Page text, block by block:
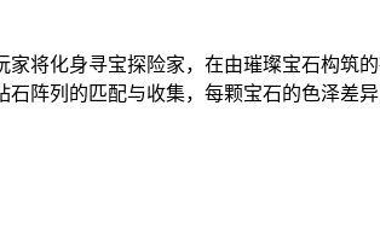
家将化身寻宝探险家，在由璀璨宝石构筑
阵列的匹配与收集，每颗宝石的色泽差